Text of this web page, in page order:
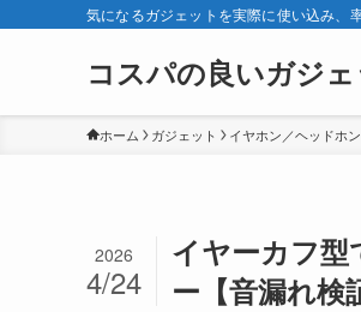
気になるガジェットを実際に使い込み、
コスパの良いガジ
ホーム ガジェット イヤホン／ヘッドホン
イヤーカフ型
ー【音漏れ検
2026
4/24